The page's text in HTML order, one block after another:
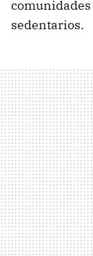
comunidades
sedentarios.